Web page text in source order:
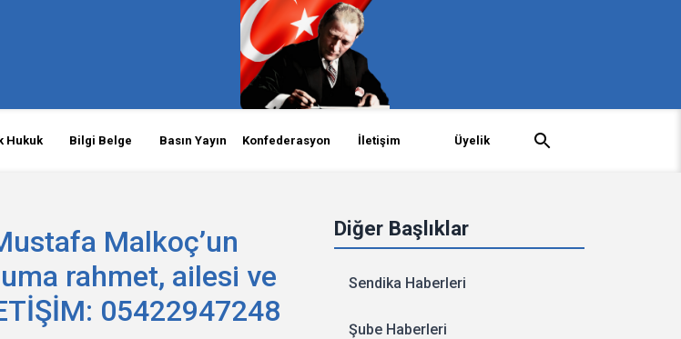
Hukuk Bilgi Belge Basın Yayın Konfederasyon İletişim Üyelik
Diğer Başlıklar
Sendika Haberleri
Şube Haberleri
Malkoç’un
rahmet, ailesi ve
05422947248